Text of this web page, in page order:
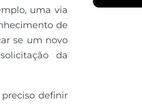
uma via
de
se um novo
da
definir